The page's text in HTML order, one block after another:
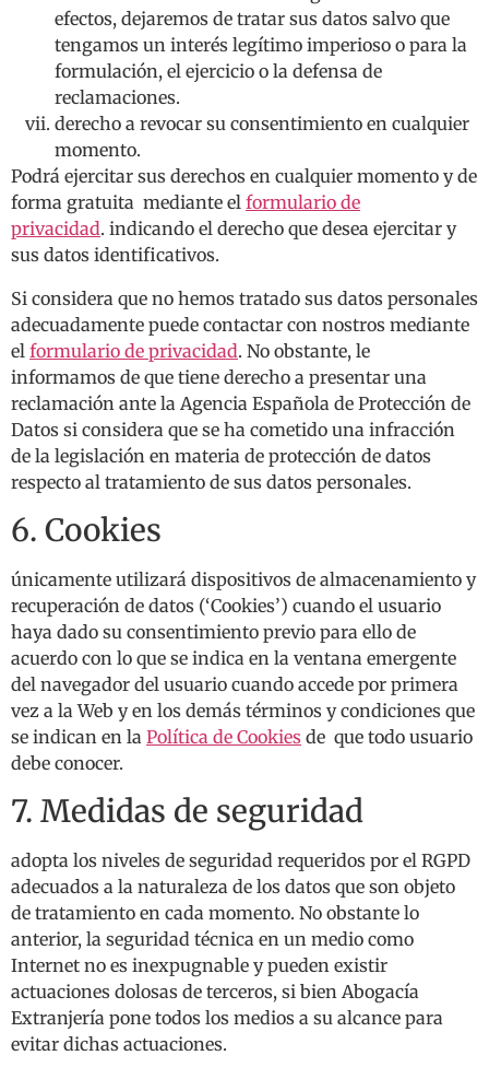
efectos, dejaremos de tratar sus datos salvo que
tengamos un interés legítimo imperioso o para la
formulación, el ejercicio o la defensa de
reclamaciones.
derecho a revocar su consentimiento en cualquier
momento.
Podrá ejercitar sus derechos en cualquier momento y de
forma gratuita mediante el formulario de
privacidad. indicando el derecho que desea ejercitar y
sus datos identificativos.
Si considera que no hemos tratado sus datos personales
adecuadamente puede contactar con nostros mediante
el formulario de privacidad. No obstante, le
informamos de que tiene derecho a presentar una
reclamación ante la Agencia Española de Protección de
Datos si considera que se ha cometido una infracción
de la legislación en materia de protección de datos
respecto al tratamiento de sus datos personales.
6. Cookies
únicamente utilizará dispositivos de almacenamiento y
recuperación de datos (‘Cookies’) cuando el usuario
haya dado su consentimiento previo para ello de
acuerdo con lo que se indica en la ventana emergente
del navegador del usuario cuando accede por primera
vez a la Web y en los demás términos y condiciones que
se indican en la Política de Cookies de que todo usuario
debe conocer.
7. Medidas de seguridad
adopta los niveles de seguridad requeridos por el RGPD
adecuados a la naturaleza de los datos que son objeto
de tratamiento en cada momento. No obstante lo
anterior, la seguridad técnica en un medio como
Internet no es inexpugnable y pueden existir
actuaciones dolosas de terceros, si bien Abogacía
Extranjería pone todos los medios a su alcance para
evitar dichas actuaciones.